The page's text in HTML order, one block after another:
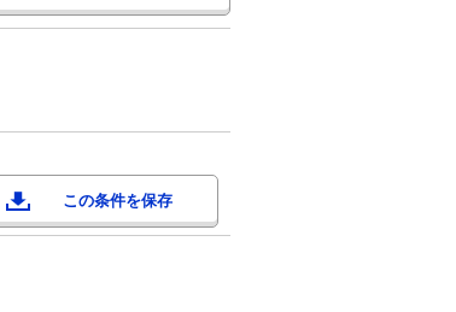
この条件を保存